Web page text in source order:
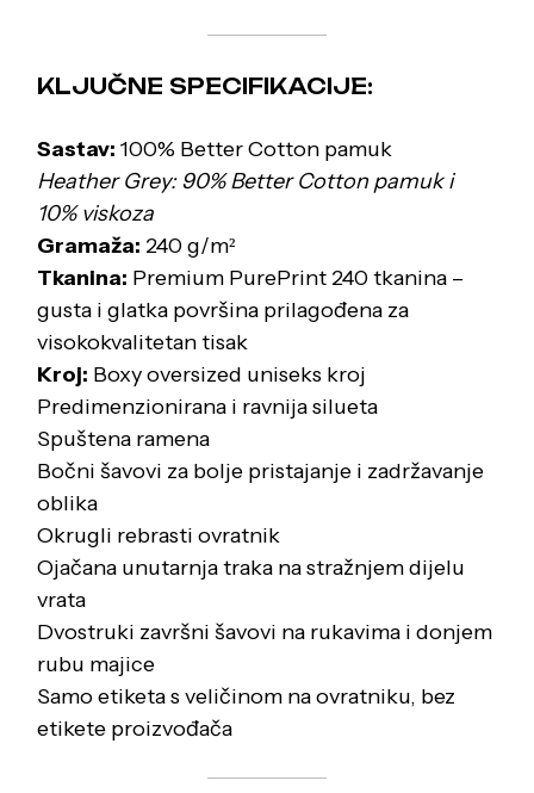
KLJUČNE SPECIFIKACIJE:
Sastav: 100% Better Cotton pamuk
Heather Grey: 90% Better Cotton pamuk i
10% viskoza
Gramaža: 240 g/m²
Tkanina: Premium PurePrint 240 tkanina –
gusta i glatka površina prilagođena za
visokokvalitetan tisak
Kroj: Boxy oversized uniseks kroj
Predimenzionirana i ravnija silueta
Spuštena ramena
Bočni šavovi za bolje pristajanje i zadržavanje
oblika
Okrugli rebrasti ovratnik
Ojačana unutarnja traka na stražnjem dijelu
vrata
Dvostruki završni šavovi na rukavima i donjem
rubu majice
Samo etiketa s veličinom na ovratniku, bez
etikete proizvođača